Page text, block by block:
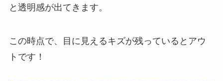
と透明感が出てきます。
この時点で、目に見えるキズが残っているとアウ
トです！